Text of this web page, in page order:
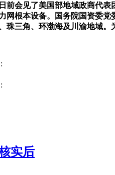
前会见了美国部地域政商代
网根本设备。国务院国资委
珠三角、环渤海及川渝地域
:
:
实后